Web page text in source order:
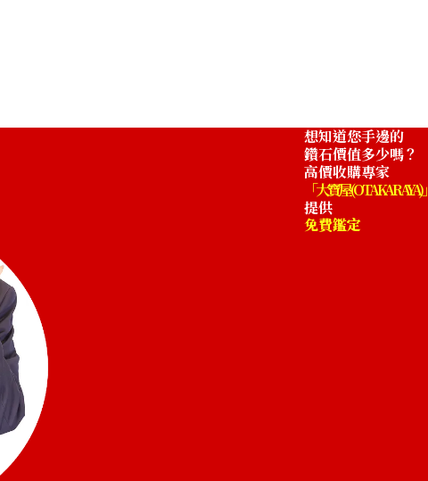
想知道您手邊的
鑽石價值多少嗎？
高價收購專家
「大寶屋 (OTAKARAYA)」
提供
免費鑑定